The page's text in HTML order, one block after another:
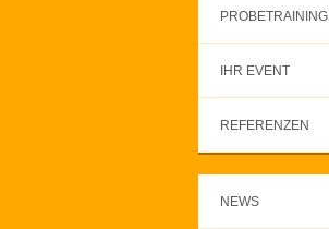
PROBETRAINING
IHR EVENT
REFERENZEN
NEWS